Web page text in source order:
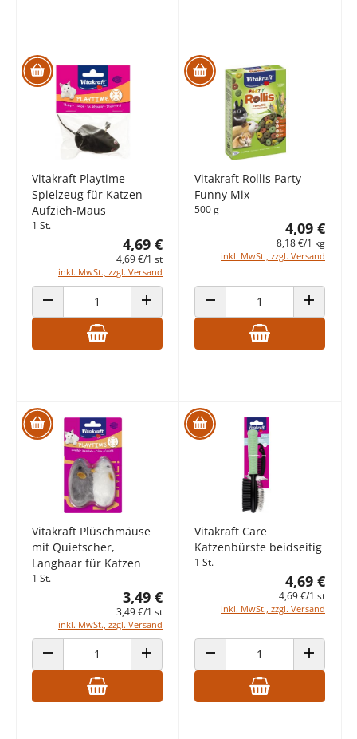
Vitakraft Playtime
Spielzeug für Katzen
Aufzieh-Maus
1 St.
4,69 €
4,69 €/1 st
inkl. MwSt., zzgl. Versand
ANZAHL VERRINGERN ANZAHL ERHÖHEN
Vitakraft Rollis Party
Funny Mix
500 g
4,09 €
8,18 €/1 kg
inkl. MwSt., zzgl. Versand
ANZAHL VERRINGERN ANZAHL
Vitakraft Plüschmäuse
mit Quietscher,
Langhaar für Katzen
1 St.
3,49 €
3,49 €/1 st
inkl. MwSt., zzgl. Versand
ANZAHL VERRINGERN ANZAHL ERHÖHEN
Vitakraft Care
Katzenbürste beidseitig
1 St.
4,69 €
4,69 €/1 st
inkl. MwSt., zzgl. Versand
ANZAHL VERRINGERN ANZAHL